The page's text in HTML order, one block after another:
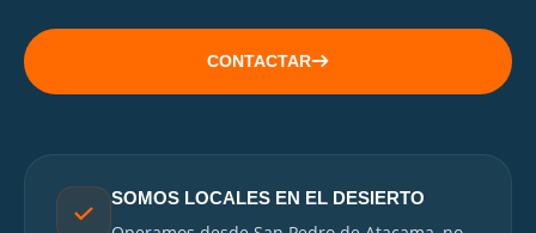
CONTACTAR
SOMOS LOCALES EN EL DESIERTO